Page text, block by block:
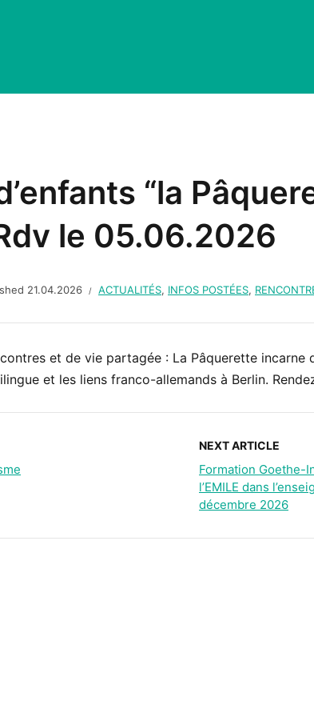
“la
le 05.06.2026
21.04.2026 ACTUALITÉS, INFOS POSTÉES,
et de vie partagée : La Pâquerette incarne
et les liens franco-allemands à Berlin.
NEXT ARTICLE
Formation Goethe-
l’EMILE dans
décembre 2026